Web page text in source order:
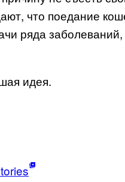
что поедание
ряда
идея.